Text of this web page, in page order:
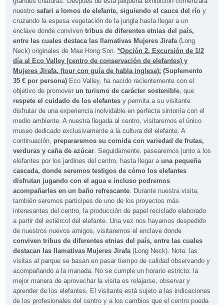
nuestro safari a lomos de elefante, siguiendo el cauce del río y
cruzando la espesa vegetación de la jungla hasta llegar a un
enclave donde conviven tribus de diferentes etnias del país,
entre las cuales destaca las llamativas Mujeres Jirafa(Long
Neck) originales de Mae Hong Son. *Opción 2. Excursión de 1/2
día al Eco Valley (centro de conservación de elefantes) y
Mujeres Jirafa. (tour con guía de habla inglesa): (Suplemento
35 € por persona) Eco Valley, ha nacido recientemente con el
objetivo de promover un turismo de carácter sostenible, que
respete el cuidado de los elefantes y permita a su visitante
disfrutar de una experiencia inolvidable en perfecta sintonía con el
medio ambiente. A nuestra llegada al centro, visitaremos el único
museo dedicado exclusivamente a la cultura del elefante. A
continuación, prepararemos su comida con variedad de frutas,
verduras y caña de azúcar. Seguidamente, pasearemos junto a los
elefantes por los jardines del centro, hasta llegar a una pequeña
cascada, donde seremos testigos de cómo los elefantes
disfrutan jugando con el agua e incluso podremos
acompañarles en un baño refrescante. Durante nuestra visita,
también seremos participes de uno de los proyectos más
interesantes del centro, la producción de papel reciclado elaborado
a partir del estiércol del elefante. Una vez nos hayamos despedido
de nuestros nuevos amigos, visitaremos el enclave donde
conviven tribus de diferentes etnias del país, entre las cuales
destacan las llamativas Mujeres Jirafa(Long Neck). Nota: las
visitas al parque se basan en pasar tiempo de calidad observando y
acompañando a la manada. No se cumple un horario estricto: la
mejor manera de aprovechar la visita es relajarse, observar y
aprender de los elefantes. El visitante está sujeto a las indicaciones
de los profesionales del centro y a los cambios que el centro pueda